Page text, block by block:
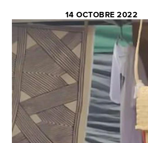
14 OCTOBRE 2022